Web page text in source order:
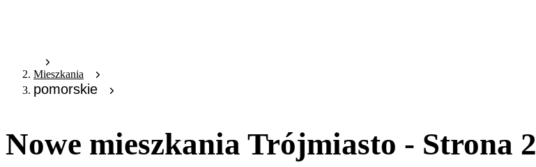
Mieszkania
pomorskie
Nowe mieszkania Trójmiasto - Strona 2